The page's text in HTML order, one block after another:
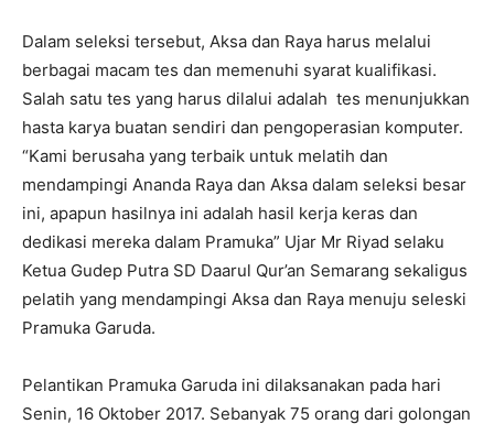
Dalam seleksi tersebut, Aksa dan Raya harus melalui
berbagai macam tes dan memenuhi syarat kualifikasi.
Salah satu tes yang harus dilalui adalah tes menunjukkan
hasta karya buatan sendiri dan pengoperasian komputer.
“Kami berusaha yang terbaik untuk melatih dan
mendampingi Ananda Raya dan Aksa dalam seleksi besar
ini, apapun hasilnya ini adalah hasil kerja keras dan
dedikasi mereka dalam Pramuka” Ujar Mr Riyad selaku
Ketua Gudep Putra SD Daarul Qur’an Semarang sekaligus
pelatih yang mendampingi Aksa dan Raya menuju seleski
Pramuka Garuda.
Pelantikan Pramuka Garuda ini dilaksanakan pada hari
Senin, 16 Oktober 2017. Sebanyak 75 orang dari golongan